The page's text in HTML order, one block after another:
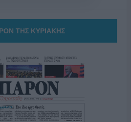
ΤΗΣ ΚΥΡΙΑΚΗΣ